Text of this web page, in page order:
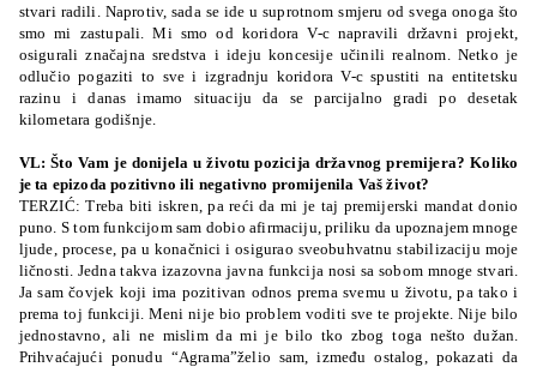
stvari radili. Naprotiv, sada se ide u suprotnom smjeru od svega onoga što
smo mi zastupali. Mi smo od koridora V-c napravili državni projekt,
osigurali značajna sredstva i ideju koncesije učinili realnom. Netko je
odlučio pogaziti to sve i izgradnju koridora V-c spustiti na entitetsku
razinu i danas imamo situaciju da se parcijalno gradi po desetak
kilometara godišnje.
VL: Što Vam je donijela u životu pozicija državnog premijera? Koliko
je ta epizoda pozitivno ili negativno promijenila Vaš život?
TERZIĆ: Treba biti iskren, pa reći da mi je taj premijerski mandat donio
puno. S tom funkcijom sam dobio afirmaciju, priliku da upoznajem mnoge
ljude, procese, pa u konačnici i osigurao sveobuhvatnu stabilizaciju moje
ličnosti. Jedna takva izazovna javna funkcija nosi sa sobom mnoge stvari.
Ja sam čovjek koji ima pozitivan odnos prema svemu u životu, pa tako i
prema toj funkciji. Meni nije bio problem voditi sve te projekte. Nije bilo
jednostavno, ali ne mislim da mi je bilo tko zbog toga nešto dužan.
Prihvaćajući ponudu “Agrama”želio sam, između ostalog, pokazati da